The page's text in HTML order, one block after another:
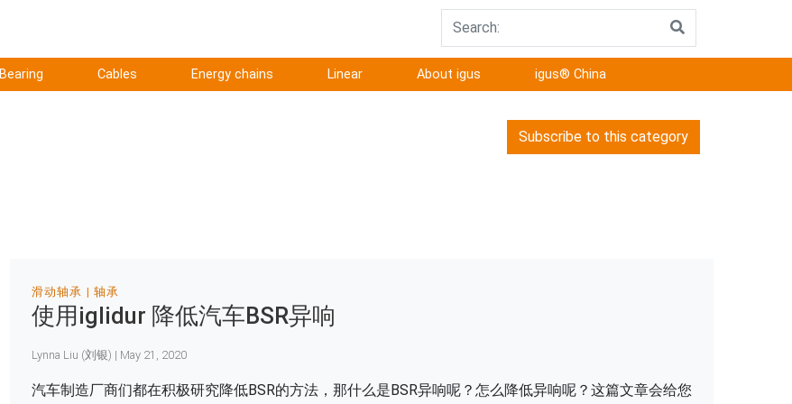
Bearing Cables Energy chains Linear About igus igus® China
Subscribe to this category
滑动轴承 轴承
使用iglidur 降低汽车BSR异响
Lynna Liu (刘银) | May 21, 2020
汽车制造厂商们都在积极研究降低BSR的方法，那什么是BSR异响呢？怎么降低异响呢？这篇文章会给您